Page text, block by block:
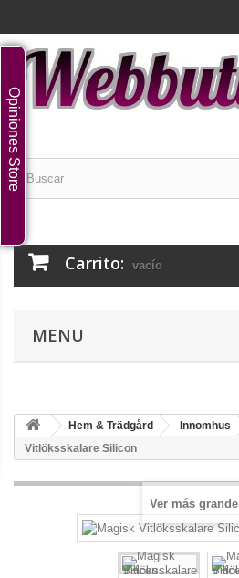
Carrito: vacío
MENU
Hem & Trädgård Innomhus
Vitlöksskalare Silicon
Ver más grande
Opiniones Store